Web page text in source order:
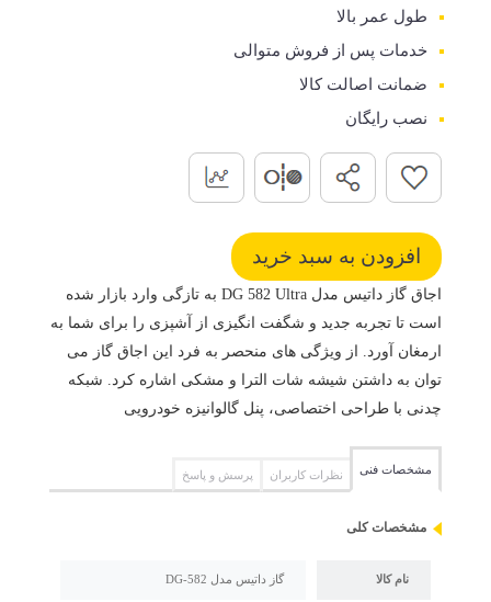
طول عمر بالا
خدمات پس از فروش متوالی
ضمانت اصالت کالا
نصب رایگان
اجاق گاز داتیس مدل DG 582 Ultra به تازگی وارد بازار شده
است تا تجربه جدید و شگفت انگیزی از آشپزی را برای شما به
ارمغان آورد. از ویژگی های منحصر به فرد این اجاق گاز می
توان به داشتن شیشه شات الترا و مشکی اشاره کرد. شبکه
چدنی با طراحی اختصاصی، پنل گالوانیزه خودرویی
مشخصات فنی نظرات کاربران پرسش و پاسخ
مشخصات کلی
نام کالا گاز داتیس مدل DG-582